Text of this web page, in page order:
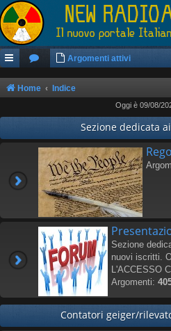
Argomenti attivi
Home Indice
Oggi è 09/08/
Sezione dedicata
Sezione
nuovi iscritti.
L'ACCESSO
Argomenti:
Contatori geiger/